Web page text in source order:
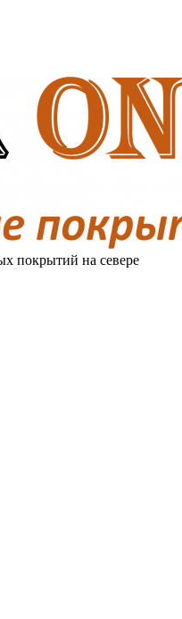
покрытий на севере